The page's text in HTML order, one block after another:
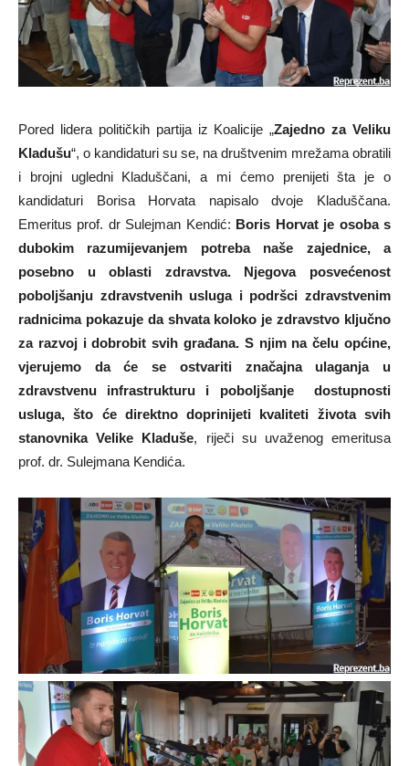
Pored lidera političkih partija iz Koalicije „Zajedno za Veliku
Kladušu“, o kandidaturi su se, na društvenim mrežama obratili
i brojni ugledni Kladuščani, a mi ćemo prenijeti šta je o
kandidaturi Borisa Horvata napisalo dvoje Kladuščana.
Emeritus prof. dr Sulejman Kendić: Boris Horvat je osoba s
dubokim razumijevanjem potreba naše zajednice, a
posebno u oblasti zdravstva. Njegova posvećenost
poboljšanju zdravstvenih usluga i podršci zdravstvenim
radnicima pokazuje da shvata koloko je zdravstvo ključno
za razvoj i dobrobit svih građana. S njim na čelu općine,
vjerujemo da će se ostvariti značajna ulaganja u
zdravstvenu infrastrukturu i poboljšanje dostupnosti
usluga, što će direktno doprinijeti kvaliteti života svih
stanovnika Velike Kladuše, riječi su uvaženog emeritusa
prof. dr. Sulejmana Kendića.